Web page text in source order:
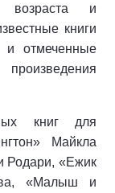
возраста и
книги
и отмеченные
книг для
Майкла
Родари, «Ежик
«Малыш и